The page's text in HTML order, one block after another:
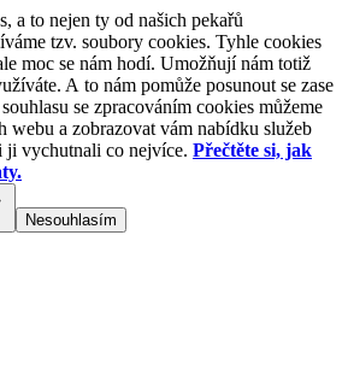
a to nejen ty od našich pekařů
tzv. soubory cookies. Tyhle cookies
moc se nám hodí. Umožňují nám totiž
A to nám pomůže posunout se zase
se zpracováním cookies můžeme
webu a zobrazovat vám nabídku služeb
ji vychutnali co nejvíce. Přečtěte si, jak
Nesouhlasím